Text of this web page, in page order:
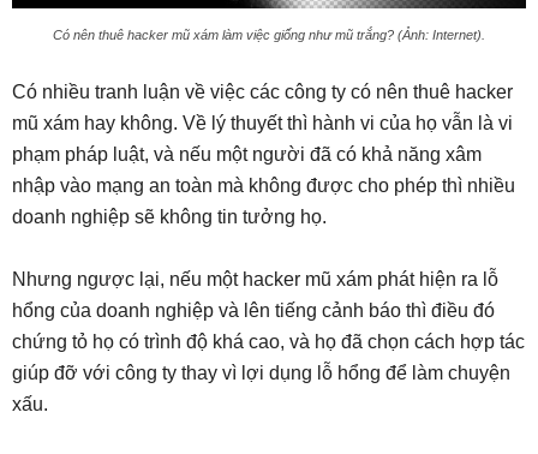
Có nên thuê hacker mũ xám làm việc giống như mũ trắng? (Ảnh: Internet).
Có nhiều tranh luận về việc các công ty có nên thuê hacker
mũ xám hay không. Về lý thuyết thì hành vi của họ vẫn là vi
phạm pháp luật, và nếu một người đã có khả năng xâm
nhập vào mạng an toàn mà không được cho phép thì nhiều
doanh nghiệp sẽ không tin tưởng họ.
Nhưng ngược lại, nếu một hacker mũ xám phát hiện ra lỗ
hổng của doanh nghiệp và lên tiếng cảnh báo thì điều đó
chứng tỏ họ có trình độ khá cao, và họ đã chọn cách hợp tác
giúp đỡ với công ty thay vì lợi dụng lỗ hổng để làm chuyện
xấu.